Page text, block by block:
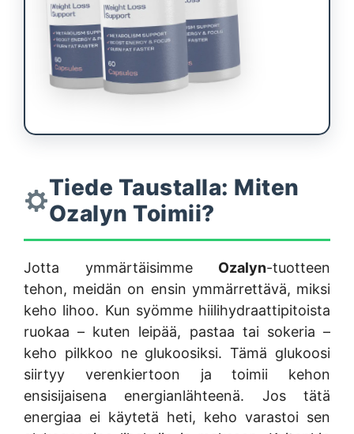
Tiede Taustalla: Miten
Ozalyn Toimii?
Jotta ymmärtäisimme Ozalyn-tuotteen
tehon, meidän on ensin ymmärrettävä, miksi
keho lihoo. Kun syömme hiilihydraattipitoista
ruokaa – kuten leipää, pastaa tai sokeria –
keho pilkkoo ne glukoosiksi. Tämä glukoosi
siirtyy verenkiertoon ja toimii kehon
ensisijaisena energianlähteenä. Jos tätä
energiaa ei käytetä heti, keho varastoi sen